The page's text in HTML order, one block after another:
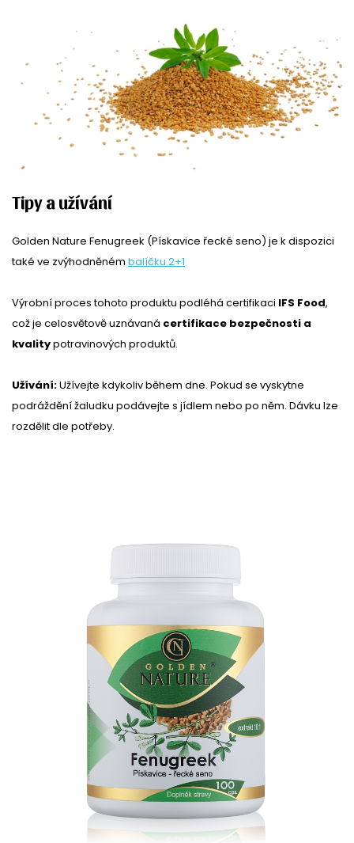
Tipy a užívání
Golden Nature Fenugreek (Pískavice řecké seno) je k dispozici
také ve zvýhodněném balíčku 2+1
Výrobní proces tohoto produktu podléhá certifikaci IFS Food,
což je celosvětově uznávaná certifikace bezpečnosti a
kvalitypotravinových produktů.
Užívání:Užívejte kdykoliv během dne. Pokud se vyskytne
podráždění žaludku podávejte s jídlem nebo po něm. Dávku lze
rozdělit dle potřeby.